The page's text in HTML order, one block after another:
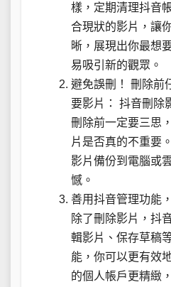
樣，定期清理抖音
合現狀的影片，讓
晰，展現出你最想
易吸引新的觀眾。
避免誤刪！ 刪除前
要影片： 抖音刪除
刪除前一定要三思
片是否真的不重要
影片備份到電腦或
憾。
善用抖音管理功能
除了刪除影片，抖
輯影片、保存草稿
能，你可以更有效
的個人帳戶更精緻